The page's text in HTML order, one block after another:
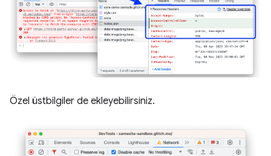
Özel üstbilgiler de ekleyebilirsiniz.